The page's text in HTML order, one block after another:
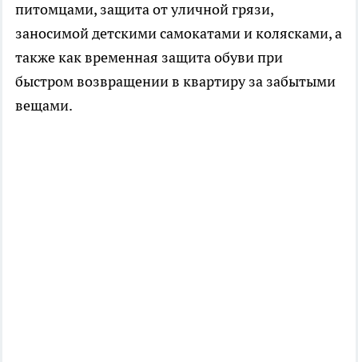
питомцами, защита от уличной грязи,
заносимой детскими самокатами и колясками, а
также как временная защита обуви при
быстром возвращении в квартиру за забытыми
вещами.